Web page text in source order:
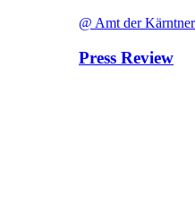
@ Amt der
Press Review